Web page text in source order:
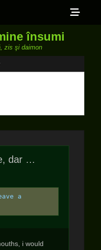
însumi
zis şi daimon
dar …
a
i would